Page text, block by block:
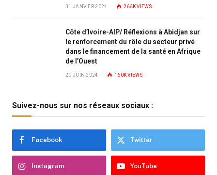
31 JANVIER 2024 266KVIEWS
Côte d’Ivoire-AIP/ Réflexions à Abidjan sur
le renforcement du rôle du secteur privé
dans le financement de la santé en Afrique
de l’Ouest
20 JUIN 2024 160KVIEWS
Suivez-nous sur nos réseaux sociaux :
Facebook Twitter
Instagram YouTube